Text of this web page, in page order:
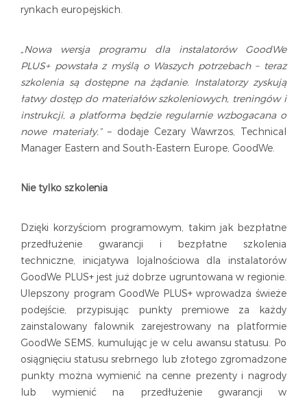
rynkach europejskich.
„Nowa wersja programu dla instalatorów GoodWe
PLUS+ powstała z myślą o Waszych potrzebach – teraz
szkolenia są dostępne na żądanie. Instalatorzy zyskują
łatwy dostęp do materiałów szkoleniowych, treningów i
instrukcji, a platforma będzie regularnie wzbogacana o
nowe materiały.”– dodaje Cezary Wawrzos, Technical
Manager Eastern and South-Eastern Europe, GoodWe.
Nie tylko szkolenia
Dzięki korzyściom programowym, takim jak bezpłatne
przedłużenie gwarancji i bezpłatne szkolenia
techniczne, inicjatywa lojalnościowa dla instalatorów
GoodWe PLUS+ jest już dobrze ugruntowana w regionie.
Ulepszony program GoodWe PLUS+ wprowadza świeże
podejście, przypisując punkty premiowe za każdy
zainstalowany falownik zarejestrowany na platformie
GoodWe SEMS, kumulując je w celu awansu statusu. Po
osiągnięciu statusu srebrnego lub złotego zgromadzone
punkty można wymienić na cenne prezenty i nagrody
lub wymienić na przedłużenie gwarancji w